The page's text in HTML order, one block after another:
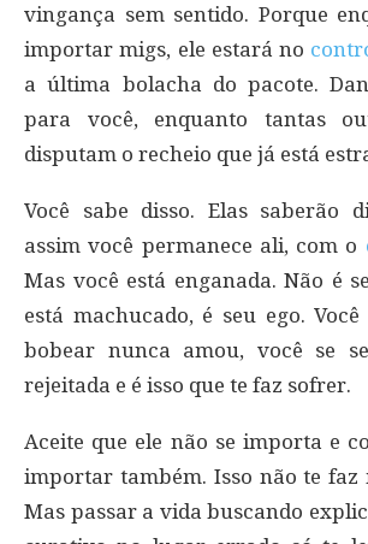
vingança sem sentido. Porque
importar migs, ele estará no
a última bolacha do pacote.
para você, enquanto tantas
disputam o recheio que já está
Você sabe disso. Elas saberão
assim você permanece ali, com o
Mas você está enganada. Não é
está machucado, é seu ego.
bobear nunca amou, você se
rejeitada e é isso que te faz sofrer.
Aceite que ele não se importa e
importar também. Isso não te faz
Mas passar a vida buscando